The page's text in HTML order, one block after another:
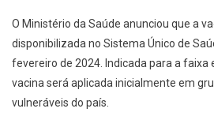
O Ministério da Saúde anunciou que a
disponibilizada no Sistema Único de
fevereiro de 2024. Indicada para a faixa
vacina será aplicada inicialmente em
vulneráveis do país.